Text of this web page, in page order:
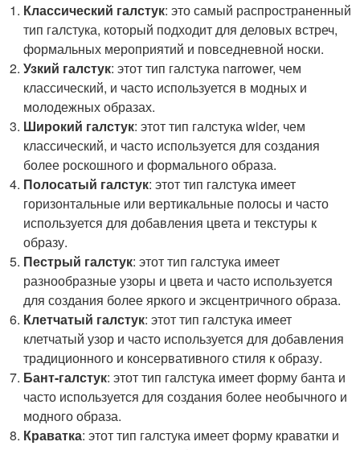
Классический галстук: это самый распространенный
тип галстука, который подходит для деловых встреч,
формальных мероприятий и повседневной носки.
Узкий галстук: этот тип галстука narrower, чем
классический, и часто используется в модных и
молодежных образах.
Широкий галстук: этот тип галстука wider, чем
классический, и часто используется для создания
более роскошного и формального образа.
Полосатый галстук: этот тип галстука имеет
горизонтальные или вертикальные полосы и часто
используется для добавления цвета и текстуры к
образу.
Пестрый галстук: этот тип галстука имеет
разнообразные узоры и цвета и часто используется
для создания более яркого и эксцентричного образа.
Клетчатый галстук: этот тип галстука имеет
клетчатый узор и часто используется для добавления
традиционного и консервативного стиля к образу.
Бант-галстук: этот тип галстука имеет форму банта и
часто используется для создания более необычного и
модного образа.
Краватка: этот тип галстука имеет форму краватки и